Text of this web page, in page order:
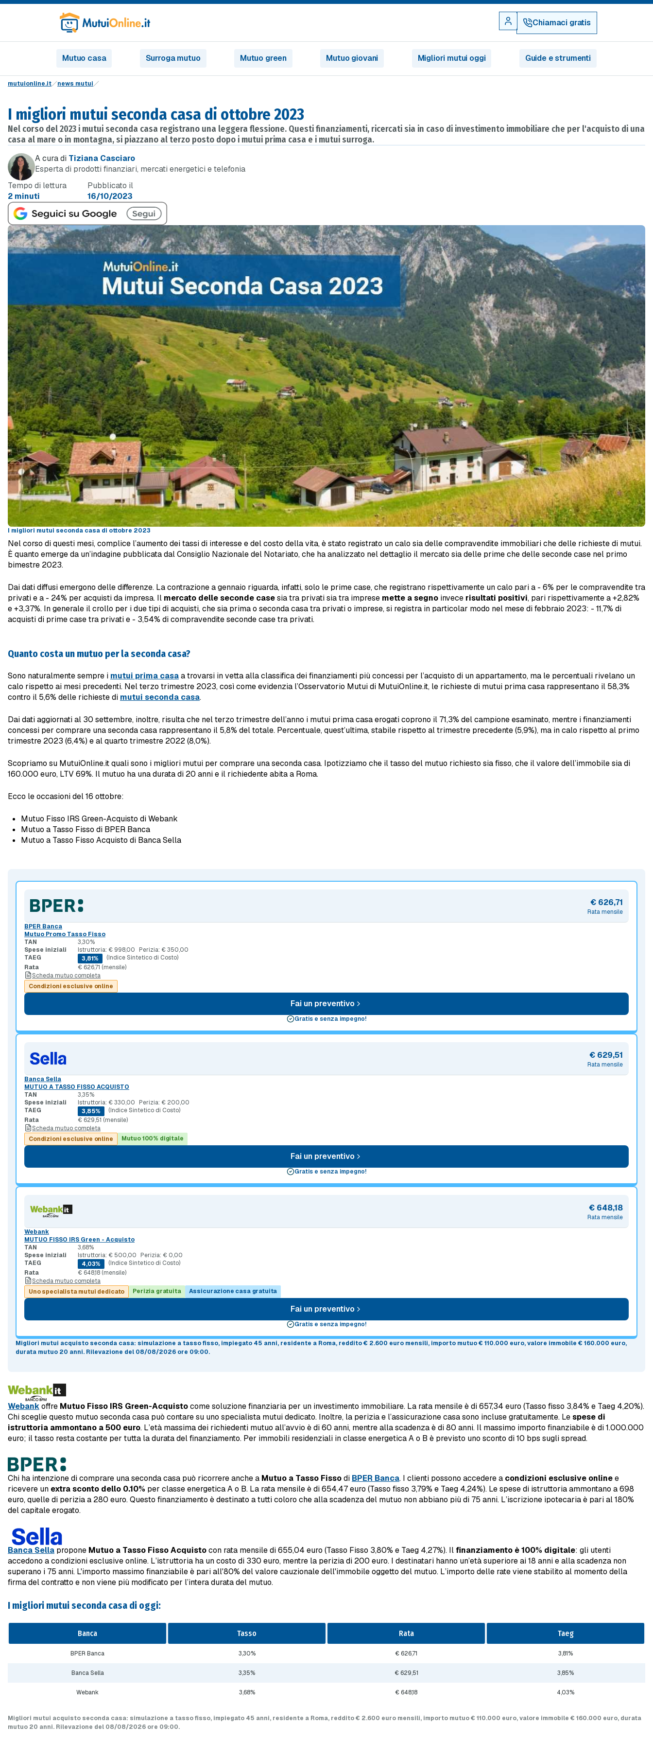
Chiamaci gratis
Mutuo casa Surroga mutuo Mutuo green Mutuo giovani Migliori mutui oggi Guide e strumenti
mutuionline.it news mutui
I migliori mutui seconda casa di ottobre 2023
Nel corso del 2023 i mutui seconda casa registrano una leggera flessione. Questi finanziamenti, ricercati sia in caso di investimento immobiliare che per l'acquisto di una
casa al mare o in montagna, si piazzano al terzo posto dopo i mutui prima casa e i mutui surroga.
A cura di Tiziana Casciaro
Esperta di prodotti finanziari, mercati energetici e telefonia
Tempo di lettura
2 minuti
Pubblicato il
16/10/2023
I migliori mutui seconda casa di ottobre 2023
Nel corso di questi mesi, complice l’aumento dei tassi di interesse e del costo della vita, è stato registrato un calo sia delle compravendite immobiliari che delle richieste di mutui.
È quanto emerge da un’indagine pubblicata dal Consiglio Nazionale del Notariato, che ha analizzato nel dettaglio il mercato sia delle prime che delle seconde case nel primo
bimestre 2023.
Dai dati diffusi emergono delle differenze. La contrazione a gennaio riguarda, infatti, solo le prime case, che registrano rispettivamente un calo pari a - 6% per le compravendite tra
privati e a - 24% per acquisti da impresa. Il mercato delle seconde casesia tra privati sia tra imprese mette a segno invece risultati positivi, pari rispettivamente a +2,82%
e +3,37%. In generale il crollo per i due tipi di acquisti, che sia prima o seconda casa tra privati o imprese, si registra in particolar modo nel mese di febbraio 2023: - 11,7% di
acquisti di prime case tra privati e - 3,54% di compravendite seconde case tra privati.
Quanto costa un mutuo per la seconda casa?
Sono naturalmente sempre i mutui prima casaa trovarsi in vetta alla classifica dei finanziamenti più concessi per l’acquisto di un appartamento, ma le percentuali rivelano un
calo rispetto ai mesi precedenti. Nel terzo trimestre 2023, così come evidenzia l’Osservatorio Mutui di MutuiOnline.it, le richieste di mutui prima casa rappresentano il 58,3%
contro il 5,6% delle richieste di mutui seconda casa.
Dai dati aggiornati al 30 settembre, inoltre, risulta che nel terzo trimestre dell’anno i mutui prima casa erogati coprono il 71,3% del campione esaminato, mentre i finanziamenti
concessi per comprare una seconda casa rappresentano il 5,8% del totale. Percentuale, quest’ultima, stabile rispetto al trimestre precedente (5,9%), ma in calo rispetto al primo
trimestre 2023 (6,4%) e al quarto trimestre 2022 (8,0%).
Scopriamo su MutuiOnline.it quali sono i migliori mutui per comprare una seconda casa. Ipotizziamo che il tasso del mutuo richiesto sia fisso, che il valore dell’immobile sia di
160.000 euro, LTV 69%. Il mutuo ha una durata di 20 anni e il richiedente abita a Roma.
Ecco le occasioni del 16 ottobre:
Mutuo Fisso IRS Green-Acquisto di Webank
Mutuo a Tasso Fisso di BPER Banca
Mutuo a Tasso Fisso Acquisto di Banca Sella
Rata mensile
€ 626,71
BPER Banca
Mutuo Promo Tasso Fisso
TAN
3,30%
Spese iniziali
Istruttoria: € 998,00
Perizia: € 350,00
TAEG
3,81%
(Indice Sintetico di Costo)
Rata
€ 626,71 (mensile)
Scheda mutuo completa
Condizioni esclusive online
Fai un preventivo
Gratis e senza impegno!
Rata mensile
€ 629,51
Banca Sella
MUTUO A TASSO FISSO ACQUISTO
TAN
3,35%
Spese iniziali
Istruttoria: € 330,00
Perizia: € 200,00
TAEG
3,85%
(Indice Sintetico di Costo)
Rata
€ 629,51 (mensile)
Scheda mutuo completa
Condizioni esclusive online
Mutuo 100% digitale
Fai un preventivo
Gratis e senza impegno!
Rata mensile
€ 648,18
Webank
MUTUO FISSO IRS Green - Acquisto
TAN
3,68%
Spese iniziali
Istruttoria: € 500,00
Perizia: € 0,00
TAEG
4,03%
(Indice Sintetico di Costo)
Rata
€ 648,18 (mensile)
Scheda mutuo completa
Uno specialista mutui dedicato
Perizia gratuita Assicurazione casa gratuita
Fai un preventivo
Gratis e senza impegno!
Migliori mutui acquisto seconda casa: simulazione a tasso fisso, impiegato 45 anni, residente a Roma, reddito € 2.600 euro mensili, importo mutuo€ 110.000 euro, valore immobile € 160.000 euro,
durata mutuo 20 anni. Rilevazione del 08/08/2026 ore 09:00.
Webankoffre Mutuo Fisso IRS Green-Acquistocome soluzione finanziaria per un investimento immobiliare. La rata mensile è di 657,34 euro (Tasso fisso 3,84% e Taeg 4,20%).
Chi sceglie questo mutuo seconda casa può contare su uno specialista mutui dedicato. Inoltre, la perizia e l’assicurazione casa sono incluse gratuitamente. Lespese di
istruttoria ammontano a 500 euro. L’età massima dei richiedenti mutuo all’avvio è di 60 anni, mentre alla scadenza è di 80 anni. Il massimo importo finanziabile è di 1.000.000
euro; il tasso resta costante per tutta la durata del finanziamento. Per immobili residenziali in classe energetica A o B è previsto uno sconto di 10 bps sugli spread.
Chi ha intenzione di comprare una seconda casa può ricorrere anche a Mutuo a Tasso Fissodi BPER Banca. I clienti possono accedere a condizioni esclusive onlinee
ricevere un extra sconto dello 0.10% per classe energetica A o B. La rata mensile è di 654,47 euro (Tasso fisso 3,79% e Taeg 4,24%). Le spese di istruttoria ammontano a 698
euro, quelle di perizia a 280 euro. Questo finanziamento è destinato a tutti coloro che alla scadenza del mutuo non abbiano più di 75 anni. L’iscrizione ipotecaria è pari al 180%
del capitale erogato.
Banca Sella propone Mutuo a Tasso Fisso Acquistocon rata mensile di 655,04 euro (Tasso Fisso 3,80% e Taeg 4,27%). Il finanziamento è 100% digitale: gli utenti
accedono a condizioni esclusive online. L’istruttoria ha un costo di 330 euro, mentre la perizia di 200 euro. I destinatari hanno un’età superiore ai 18 anni e alla scadenza non
superano i 75 anni. L'importo massimo finanziabile è pari all'80% del valore cauzionale dell'immobile oggetto del mutuo. L’importo delle rate viene stabilito al momento della
firma del contratto e non viene più modificato per l’intera durata del mutuo.
I migliori mutui seconda casa di oggi:
Banca Tasso Rata Taeg
BPER Banca 3,30% € 626,71 3,81%
Banca Sella 3,35% € 629,51 3,85%
Webank 3,68% € 648,18 4,03%
Migliori mutui acquisto seconda casa: simulazione a tasso fisso, impiegato 45 anni, residente a Roma, reddito € 2.600 euro mensili, importo mutuo€ 110.000 euro, valore immobile € 160.000 euro, durata
mutuo 20 anni. Rilevazione del 08/08/2026 ore 09:00.